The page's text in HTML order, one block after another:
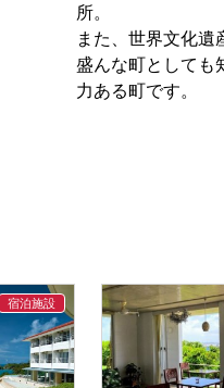
所。
また、世界文化遺
盛んな町としても
力ある町です。